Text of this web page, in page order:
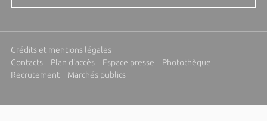
Crédits et mentions légales
Contacts
Plan d'accès Espace presse
Photothèque
Recrutement
Marchés publics